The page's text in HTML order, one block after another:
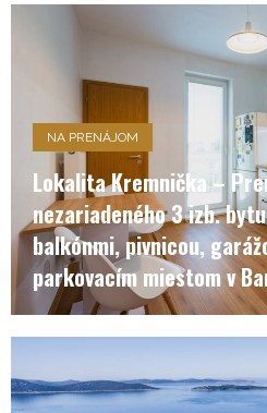
NA PRENÁJOM
Lokalita Kremnička –
nezariadeného 3 izb.
balkónmi, pivnicou,
parkovacím miestom v